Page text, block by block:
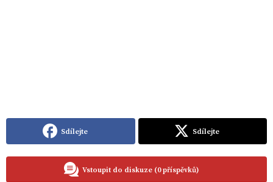
Sdílejte Sdílejte
Vstoupit do diskuze (0 příspěvků)